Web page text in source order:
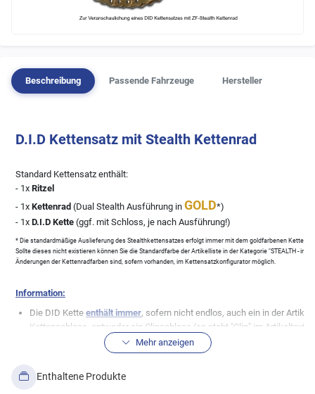
Beschreibung Passende Fahrzeuge Hersteller
D.I.D Kettensatz mit Stealth Kettenrad
Standard Kettensatz enthält:
- 1x Ritzel
- 1x Kettenrad (Dual Stealth Ausführung in GOLD*)
- 1x D.I.D Kette (ggf. mit Schloss, je nach Ausführung!)
* Die standardmäßige Auslieferung des Stealthkettensatzes erfolgt immer mit dem goldfarbenen
Sollte dieses nicht existieren können Sie die Standardfarbe der Artikelliste in der Kategorie "STEALTH - in
Änderungen der Kettenradfarben sind, sofern vorhanden, im Kettensatzkonfigurator möglich.
Information:
Die DID Kette enthält immer, sofern nicht endlos, auch ein in der
Kettenschloss, entweder ein Clipschloss (es steht "Clip" im Artikeltext)
"Niet" im Artikeltext)!
schwarze Ketten haben keine Zusatzbezeichnung.
Mehr anzeigen
Enthaltene Produkte